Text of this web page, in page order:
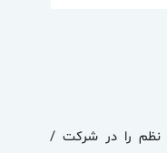
نظم را در شرکت /